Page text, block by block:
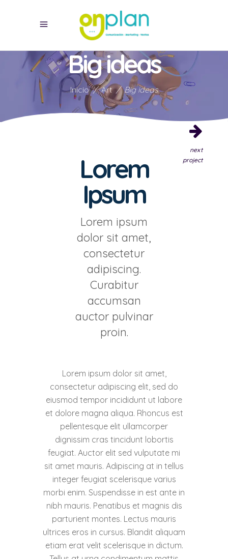
Big ideas
Inicio/Art/Big ideas
Lorem
Ipsum
Lorem ipsum
dolor sit amet,
consectetur
adipiscing.
Curabitur
accumsan
auctor pulvinar
proin.
Lorem ipsum dolor sit amet,
consectetur adipiscing elit, sed do
eiusmod tempor incididunt ut labore
et dolore magna aliqua. Rhoncus est
pellentesque elit ullamcorper
dignissim cras tincidunt lobortis
feugiat. Auctor elit sed vulputate mi
sit amet mauris. Adipiscing at in tellus
integer feugiat scelerisque varius
morbi enim. Suspendisse in est ante in
nibh mauris. Penatibus et magnis dis
parturient montes. Lectus mauris
ultrices eros in cursus. Blandit aliquam
etiam erat velit scelerisque in dictum.
next
project